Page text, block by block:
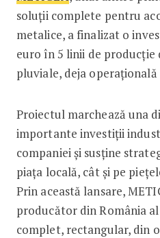
soluții complete pentru
metalice, a finalizat o
euro în 5 linii de
pluviale, deja
Proiectul marchează una
importante investiții
companiei și susține
piața locală, cât și pe
Prin această lansare,
producător din România
complet, rectangular, din